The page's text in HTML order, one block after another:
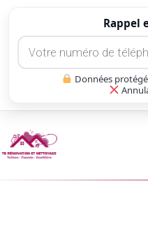
Rappel
Données